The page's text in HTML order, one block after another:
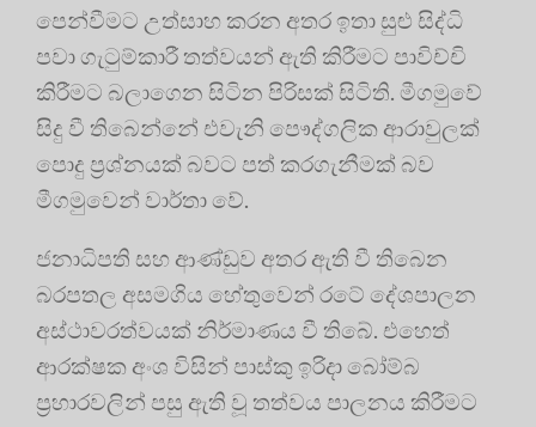
පෙන්වීමට උත්සාහ කරන අතර ඉතා සුළු සිද්ධි
පවා ගැටුම්කාරී තත්වයන් ඇති කිරීමට පාවිච්චි
කිරීමට බලාගෙන සිටින පිරිසක් සිටිති. මීගමුවේ
සිදු වී තිබෙන්නේ එවැනි පෞද්ගලික ආරාවුලක්
පොදු ප්‍රශ්නයක් බවට පත් කරගැනීමක් බව
මීගමුවෙන් වාර්තා වේ.
ජනාධිපති සහ ආණ්ඩුව අතර ඇති වී තිබෙන
බරපතල අසමගිය හේතුවෙන් රටේ දේශපාලන
අස්ථාවරත්වයක් නිර්මාණය වී තිබේ. එහෙත්
ආරක්ෂක අංශ විසින් පාස්කු ඉරිදා බෝම්බ
ප්‍රහාරවලින් පසු ඇති වූ තත්වය පාලනය කිරීමට